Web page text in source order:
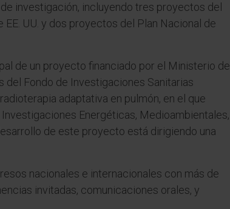
investigación, incluyendo tres proyectos del
UU. y dos proyectos del Plan Nacional de
de un proyecto financiado por el Ministerio de
del Fondo de Investigaciones Sanitarias
adaptativa en pulmón, en el que
Energéticas, Medioambientales,
de este proyecto está dirigiendo una
nacionales e internacionales con más de
invitadas, comunicaciones orales, y